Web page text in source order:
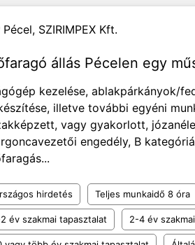
Pécel, SZIRIMPEX Kft.
állás Pécelen egy
kezelése, ablakpárkányok/
illetve további egyéni
vagy gyakorlott,
engedély, B
hirdetés Teljes munkaidő 8 óra
év szakmai tapasztalat 2-4 év